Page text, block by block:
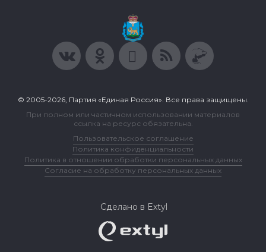
© 2005-2026, Партия «Единая Россия». Все права защищены.
При полном или частичном использовании материалов
ссылка на ресурс обязательна.
Пользовательское соглашение
Политика конфиденциальности
Политика в отношении обработки персональных данных
Согласие на обработку персональных данных
Сделано в Extyl